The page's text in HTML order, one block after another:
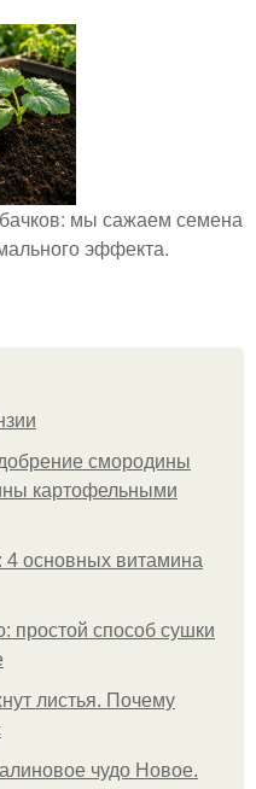
мы сажаем семена
эффекта.
смородины
картофельными
4 основных витамина
простой способ сушки
листья. Почему
чудо Новое.